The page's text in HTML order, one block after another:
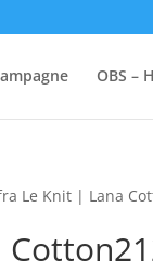
OBS –
fra Le Knit | Lana